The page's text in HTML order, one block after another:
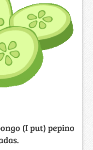
(I put) pepino